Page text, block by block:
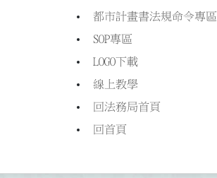
都市計畫書法規命令專區
SOP專區
LOGO下載
線上教學
回法務局首頁
回首頁